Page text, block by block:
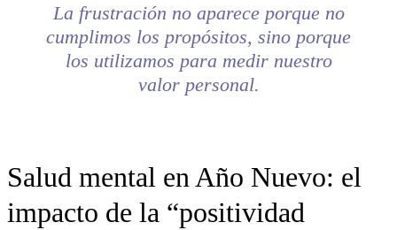
La frustración no aparece porque no
cumplimos los propósitos, sino porque
los utilizamos para medir nuestro
valor personal.
Salud mental en Año Nuevo: el
impacto de la “positividad